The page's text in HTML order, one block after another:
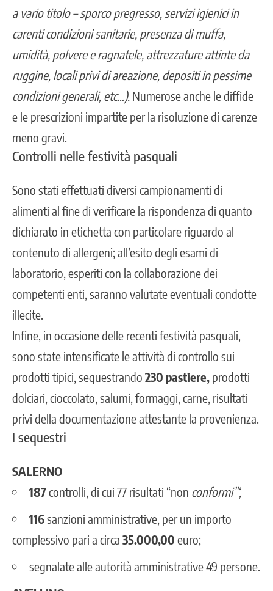
a vario titolo – sporco pregresso, servizi igienici in
carenti condizioni sanitarie, presenza di muffa,
umidità, polvere e ragnatele, attrezzature attinte da
ruggine, locali privi di areazione, depositi in pessime
condizioni generali, etc…). Numerose anche le diffide
e le prescrizioni impartite per la risoluzione di carenze
meno gravi.
Controlli nelle festività pasquali
Sono stati effettuati diversi campionamenti di
alimenti al fine di verificare la rispondenza di quanto
dichiarato in etichetta con particolare riguardo al
contenuto di allergeni; all’esito degli esami di
laboratorio, esperiti con la collaborazione dei
competenti enti, saranno valutate eventuali condotte
illecite.
Infine, in occasione delle recenti festività pasquali,
sono state intensificate le attività di controllo sui
prodotti tipici, sequestrando 230 pastiere, prodotti
dolciari, cioccolato, salumi, formaggi, carne, risultati
privi della documentazione attestante la provenienza.
I sequestri
SALERNO
187controlli, di cui 77 risultati “non conformi”‘,
116sanzioni amministrative, per un importo
complessivo pari a circa 35.000,00 euro;
segnalate alle autorità amministrative 49 persone.